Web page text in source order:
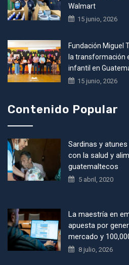
Walmart
15 junio, 2026
Fundación Miguel
la transformación
infantil en
15 junio, 2026
Contenido Popular
Sardinas y
con la salud y
guatemaltecos
5 abril, 2020
La maestría en
apuesta por
mercado y
8 julio, 2026